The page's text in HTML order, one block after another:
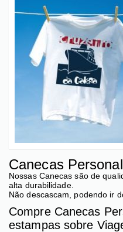
Canecas
Nossas Canecas são de
alta durabilidade.
Não descascam, podendo ir
Compre Canecas
estampas sobre